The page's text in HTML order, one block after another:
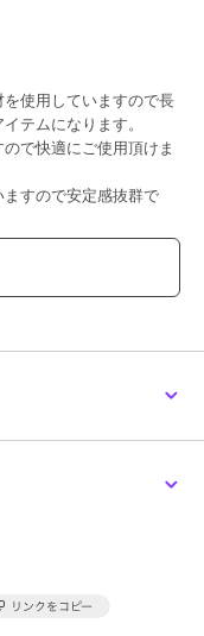
使用していますので長
テムになります。
で快適にご使用頂けま
すので安定感抜群で
トブーツですのでシー
ざいます。革の品質保
さい。